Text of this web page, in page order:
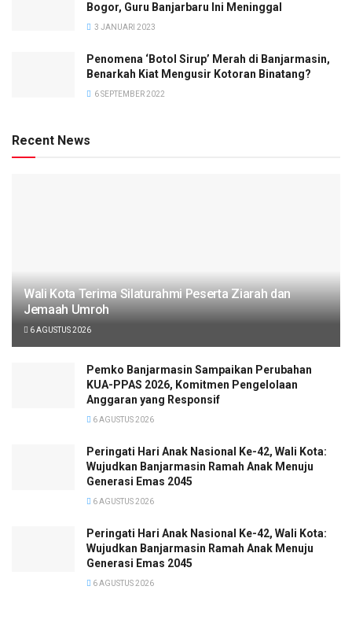
Bogor, Guru Banjarbaru Ini Meninggal
3 JANUARI 2023
Penomena ‘Botol Sirup’ Merah di Banjarmasin,
Benarkah Kiat Mengusir Kotoran Binatang?
6 SEPTEMBER 2022
Recent News
Wali Kota Terima Silaturahmi Peserta Ziarah dan
Jemaah Umroh
6 AGUSTUS 2026
Pemko Banjarmasin Sampaikan Perubahan
KUA-PPAS 2026, Komitmen Pengelolaan
Anggaran yang Responsif
6 AGUSTUS 2026
Peringati Hari Anak Nasional Ke-42, Wali Kota:
Wujudkan Banjarmasin Ramah Anak Menuju
Generasi Emas 2045
6 AGUSTUS 2026
Peringati Hari Anak Nasional Ke-42, Wali Kota:
Wujudkan Banjarmasin Ramah Anak Menuju
Generasi Emas 2045
6 AGUSTUS 2026